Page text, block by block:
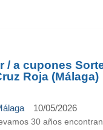
/ a cupones
Roja (Málaga)
10/05/2026
30 años